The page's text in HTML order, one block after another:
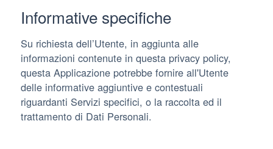
Informative specifiche
Su richiesta dell’Utente, in aggiunta alle
informazioni contenute in questa privacy policy,
questa Applicazione potrebbe fornire all'Utente
delle informative aggiuntive e contestuali
riguardanti Servizi specifici, o la raccolta ed il
trattamento di Dati Personali.